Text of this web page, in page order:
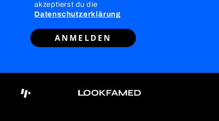
akzeptierst du die
Datenschutzerklärung
ANMELDEN